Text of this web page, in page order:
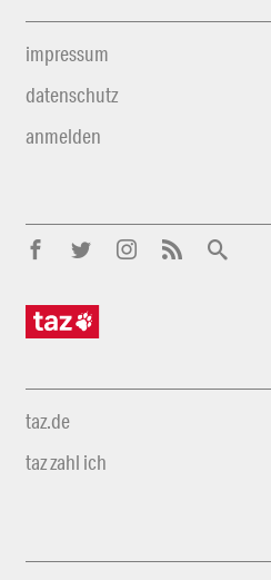
impressum
datenschutz
anmelden
taz.de
taz zahl ich